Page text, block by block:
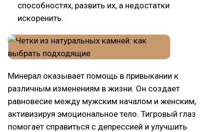
способностях, развить их, а недостатки
искоренить.
Минерал оказывает помощь в привыкании к
различным изменениям в жизни. Он создает
равновесие между мужским началом и женским,
активизируя эмоциональное тело. Тигровый глаз
помогает справиться с депрессией и улучшить